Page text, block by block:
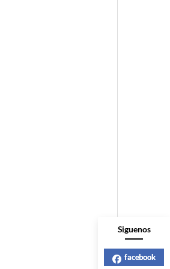
Siguenos
facebook